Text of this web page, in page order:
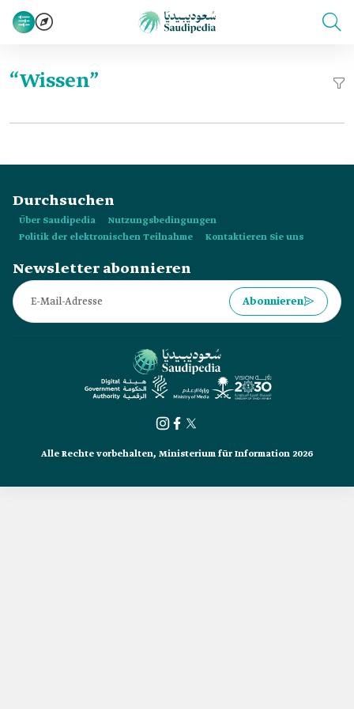
“Wissen”
Durchsuchen
Über Saudipedia
Nutzungsbedingungen
Politik der elektronischen Teilnahme
Kontaktieren Sie uns
Newsletter abonnieren
Abonnieren
Alle Rechte vorbehalten, Ministerium für Information 2026